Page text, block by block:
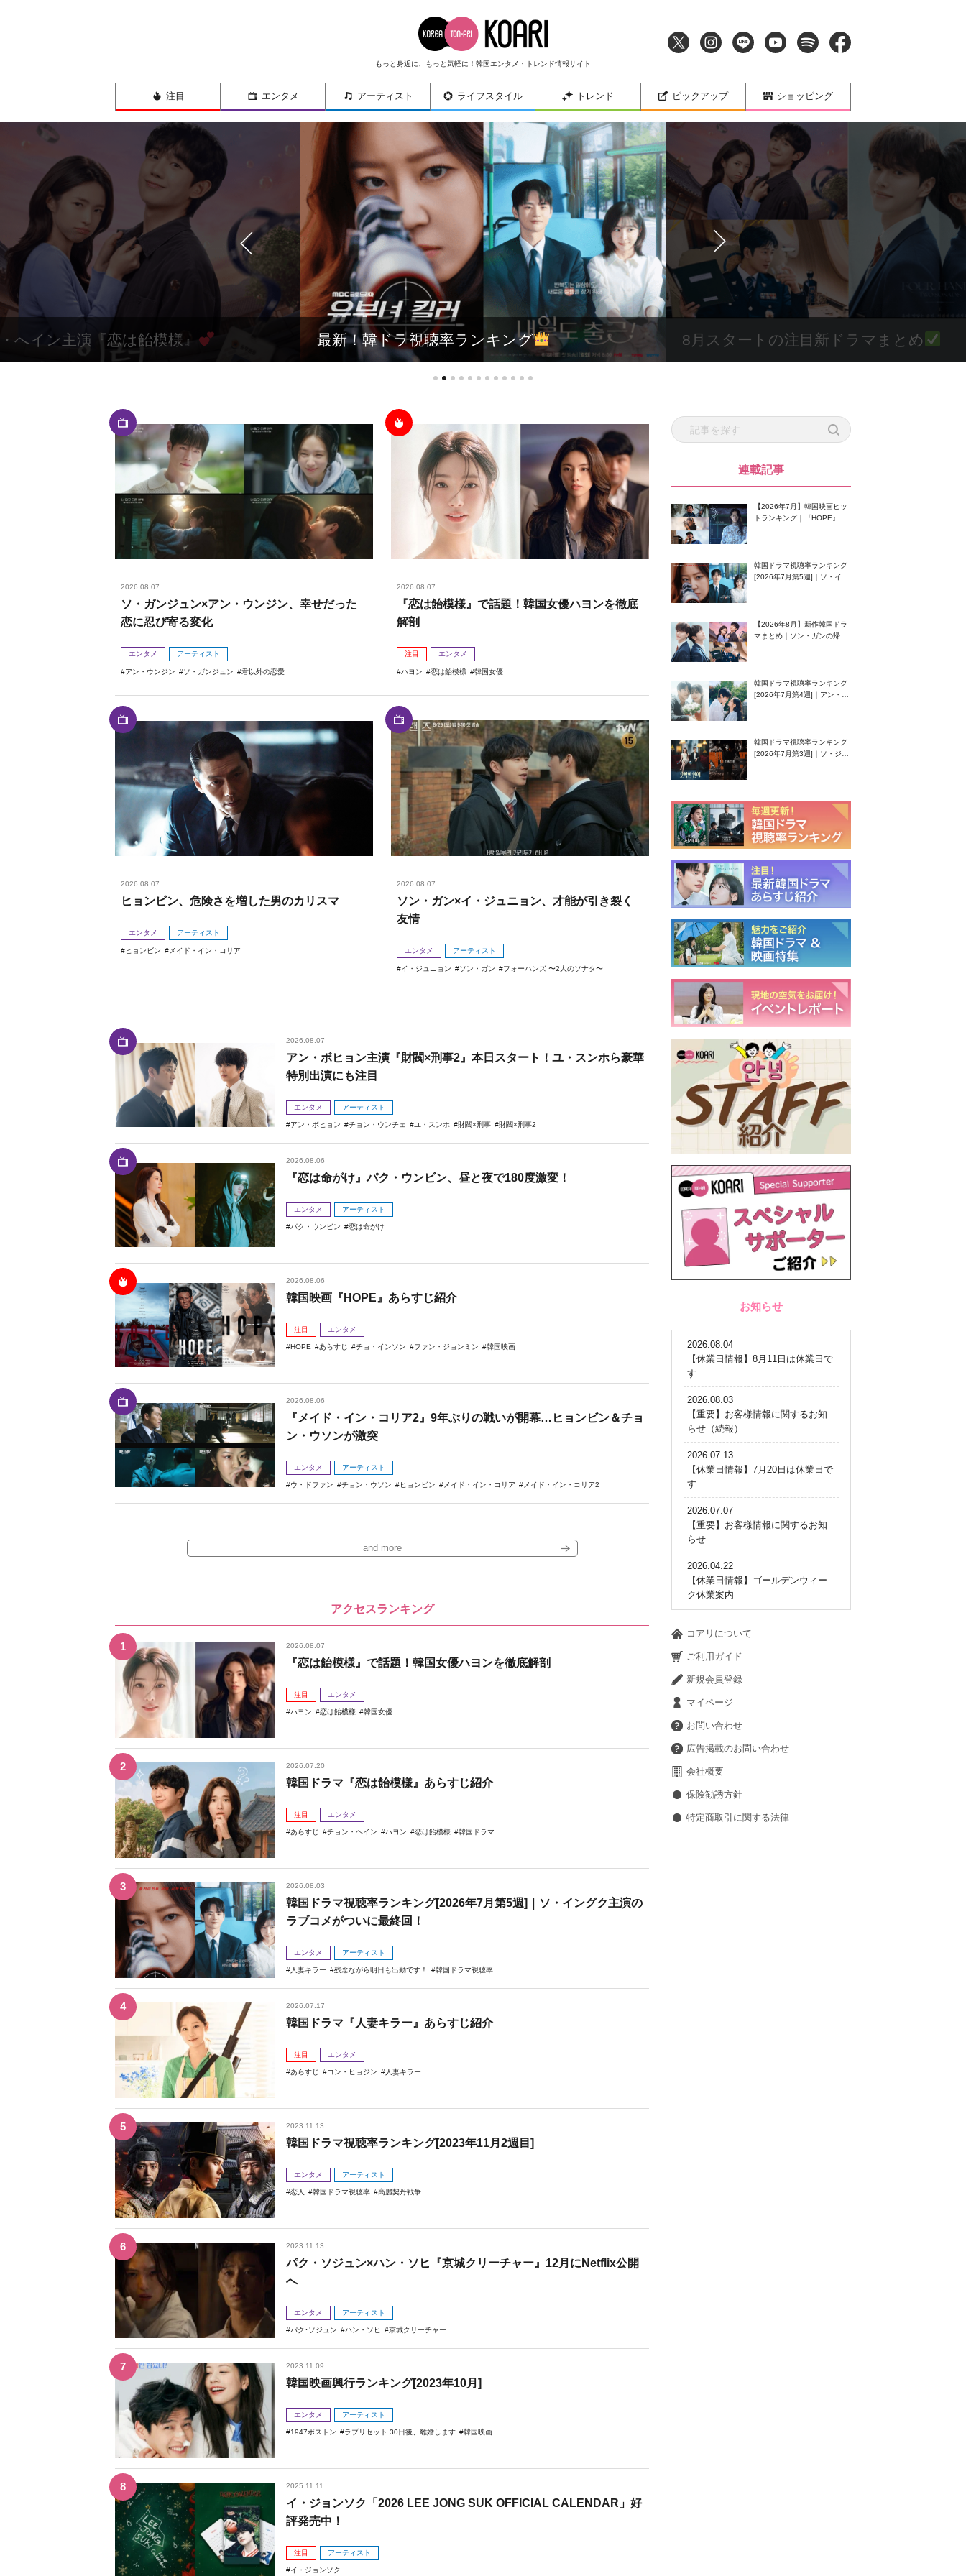
もっと身近に、もっと気軽に！韓国エンタメ・トレンド情報サイト
注目 エンタメ アーティスト ライフスタイル トレンド ピックアップ ショッピング
へイン主演『恋は飴模様』 最新！韓ドラ視聴率ランキング 8月スタートの注目新ドラマまとめ
2026.08.07
ソ・ガンジュン×アン・ウンジン、幸せだった
恋に忍び寄る変化
エンタメ アーティスト
アン・ウンジン ソ・ガンジュン 君以外の恋愛
2026.08.07
『恋は飴模様』で話題！韓国女優ハヨンを徹底
解剖
注目 エンタメ
ハヨン 恋は飴模様 韓国女優
2026.08.07
ヒョンビン、危険さを増した男のカリスマ
エンタメ アーティスト
ヒョンビン メイド・イン・コリア
2026.08.07
ソン・ガン×イ・ジュニョン、才能が引き裂く
友情
エンタメ アーティスト
イ・ジュニョン ソン・ガン フォーハンズ 〜2人のソナタ〜
2026.08.07
アン・ボヒョン主演『財閥×刑事2』本日スタート！ユ・スンホら豪華
特別出演にも注目
エンタメ アーティスト
アン・ボヒョン チョン・ウンチェ ユ・スンホ 財閥×刑事 財閥×刑事2
2026.08.06
『恋は命がけ』パク・ウンビン、昼と夜で180度激変！
エンタメ アーティスト
パク・ウンビン 恋は命がけ
2026.08.06
韓国映画『HOPE』あらすじ紹介
注目 エンタメ
HOPE あらすじ チョ・インソン ファン・ジョンミン 韓国映画
2026.08.06
『メイド・イン・コリア2』9年ぶりの戦いが開幕…ヒョンビン＆チョ
ン・ウソンが激突
エンタメ アーティスト
ウ・ドファン チョン・ウソン ヒョンビン メイド・イン・コリア メイド・イン・コリア2
and more
アクセスランキング
2026.08.07
『恋は飴模様』で話題！韓国女優ハヨンを徹底解剖
注目 エンタメ
ハヨン 恋は飴模様 韓国女優
2026.07.20
韓国ドラマ『恋は飴模様』あらすじ紹介
注目 エンタメ
あらすじ チョン・ヘイン ハヨン 恋は飴模様 韓国ドラマ
2026.08.03
韓国ドラマ視聴率ランキング[2026年7月第5週]｜ソ・イングク主演の
ラブコメがついに最終回！
エンタメ アーティスト
人妻キラー 残念ながら明日も出勤です！ 韓国ドラマ視聴率
2026.07.17
韓国ドラマ『人妻キラー』あらすじ紹介
注目 エンタメ
あらすじ コン・ヒョジン 人妻キラー
2023.11.13
韓国ドラマ視聴率ランキング[2023年11月2週目]
エンタメ アーティスト
恋人 韓国ドラマ視聴率 高麗契丹戦争
2023.11.13
パク・ソジュン×ハン・ソヒ『京城クリーチャー』12月にNetflix公開
へ
エンタメ アーティスト
パク･ソジュン ハン・ソヒ 京城クリーチャー
2023.11.09
韓国映画興行ランキング[2023年10月]
エンタメ アーティスト
1947ボストン ラブリセット 30日後、離婚します 韓国映画
2025.11.11
イ・ジョンソク「2026 LEE JONG SUK OFFICIAL CALENDAR」好
評発売中！
注目 アーティスト
イ・ジョンソク
連載記事
【2026年7月】韓国映画ヒッ
トランキング｜『HOPE』が
韓国ドラマ視聴率ランキング
[2026年7月第5週]｜ソ・イン
【2026年8月】新作韓国ドラ
マまとめ｜ソン・ガンの帰
韓国ドラマ視聴率ランキング
[2026年7月第4週]｜アン・ヒ
韓国ドラマ視聴率ランキング
[2026年7月第3週]｜ソ・ジソ
お知らせ
2026.08.04
【休業日情報】8月11日は休業日で
す
2026.08.03
【重要】お客様情報に関するお知
らせ（続報）
2026.07.13
【休業日情報】7月20日は休業日で
す
2026.07.07
【重要】お客様情報に関するお知
らせ
2026.04.22
【休業日情報】ゴールデンウィー
ク休業案内
コアリについて
ご利用ガイド
新規会員登録
マイページ
お問い合わせ
広告掲載のお問い合わせ
会社概要
保険勧誘方針
特定商取引に関する法律